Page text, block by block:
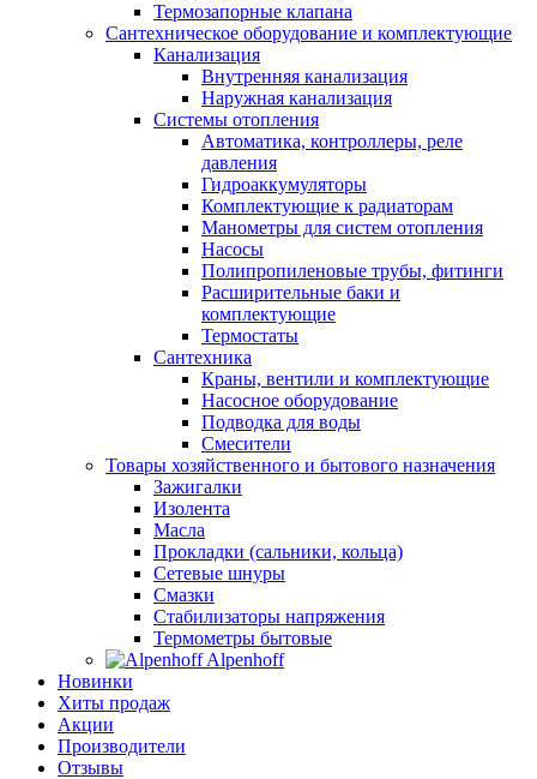
Термозапорные клапана
Сантехническое оборудование и комплектующие
Канализация
Внутренняя канализация
Наружная канализация
Системы отопления
Автоматика, контроллеры, реле
давления
Гидроаккумуляторы
Комплектующие к радиаторам
Манометры для систем отопления
Насосы
Полипропиленовые трубы, фитинги
Расширительные баки и
комплектующие
Термостаты
Сантехника
Краны, вентили и комплектующие
Насосное оборудование
Подводка для воды
Смесители
Товары хозяйственного и бытового назначения
Зажигалки
Изолента
Масла
Прокладки (сальники, кольца)
Сетевые шнуры
Смазки
Стабилизаторы напряжения
Термометры бытовые
Alpenhoff
Новинки
Хиты продаж
Акции
Производители
Отзывы